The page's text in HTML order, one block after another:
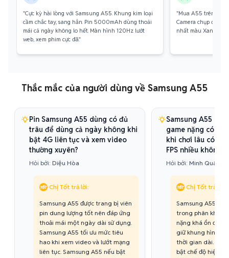
"Cực kỳ hài lòng với Samsung A55. Khung kim loại
cầm chắc tay, sang hẳn. Pin 5000mAh dùng thoải
mái cả ngày không lo hết. Màn hình 120Hz lướt
web, xem phim cực đã."
"Mua A55 trên Chợ
Camera chụp đêm
nhất màu Xanh
Thắc mắc của người dùng về Samsung A55
Pin Samsung A55 dùng có đủ
trâu để dùng cả ngày không khi
bật 4G liên tục và xem video
thường xuyên?
Hỏi bởi: Diệu Hòa
Chị Tốt trả lời:
Samsung A55 được trang bị viên
pin dung lượng tốt nên đáp ứng
thoải mái một ngày dài sử dụng.
Samsung A55 tối ưu mức tiêu
hao khi xem video và lướt mạng
liên tục. Samsung A55 nếu bật
Samsung A55
game nặng có
khi chơi lâu có bị
FPS nhiều không?
Hỏi bởi: Minh Quân
Chị Tốt trả lời:
Samsung A55 sở
trong phân khúc
nặng khá ổn định.
giữ khung hình
thời gian dài.
bật chế độ hiệu